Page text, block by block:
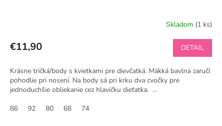
Skladom (1 ks)
€11,90 DETAIL
Krásne tričká/body s kvietkami pre dievčatká. Mäkká bavlna zaručí
pohodlie pri nosení. Na body sä pri krku dva cvočky pre
jednoduchšie obliekanie cez hlavičku dieťatka. ...
86
92 80 68 74